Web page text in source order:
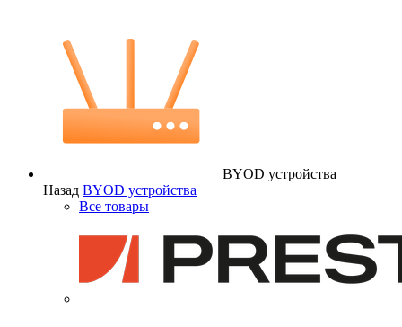
BYOD устройства
Назад BYOD устройства
Все товары